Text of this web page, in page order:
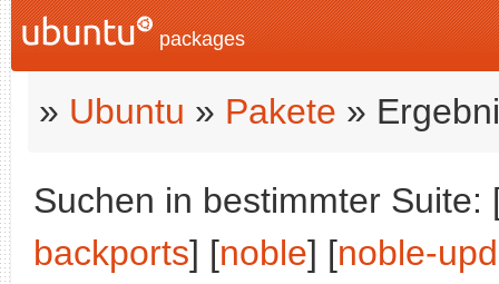
packages
» Ubuntu » Pakete »
Suchen in bestimmter Suite:
backports] [noble] [noble-